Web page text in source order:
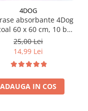
4DOG
absorbante 4Dog
60 x 60 cm, 10 buc
/ pachet
25,00 Lei
14,99 Lei
ADAUGA IN COS